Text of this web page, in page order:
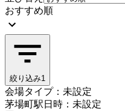
おすすめ順
絞り込み1
会場タイプ：未設定
茅場町駅日時：未設定